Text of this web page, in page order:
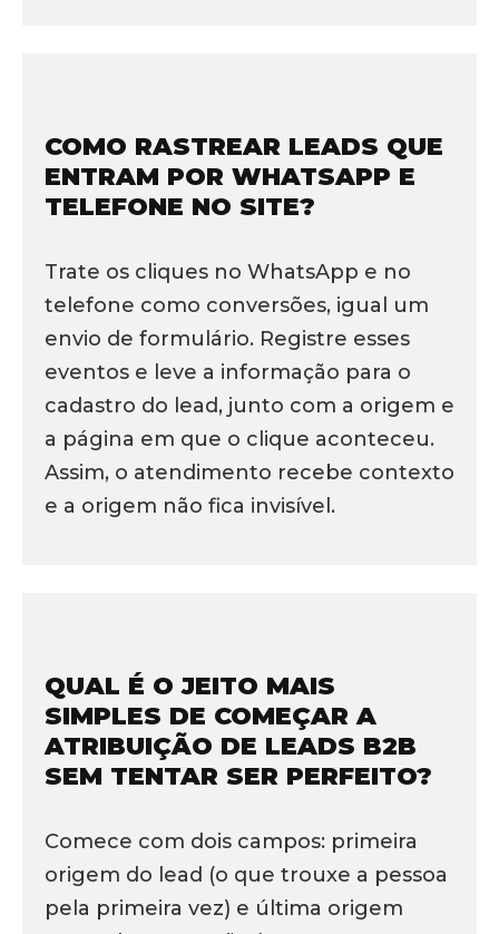
COMO RASTREAR LEADS QUE
ENTRAM POR WHATSAPP E
TELEFONE NO SITE?
Trate os cliques no WhatsApp e no
telefone como conversões, igual um
envio de formulário. Registre esses
eventos e leve a informação para o
cadastro do lead, junto com a origem e
a página em que o clique aconteceu.
Assim, o atendimento recebe contexto
e a origem não fica invisível.
QUAL É O JEITO MAIS
SIMPLES DE COMEÇAR A
ATRIBUIÇÃO DE LEADS B2B
SEM TENTAR SER PERFEITO?
Comece com dois campos: primeira
origem do lead (o que trouxe a pessoa
pela primeira vez) e última origem